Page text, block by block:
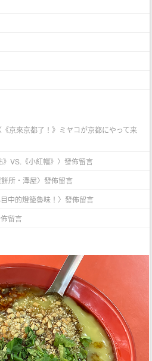
《京來京都了！》ミヤコが京都にやって来
》VS.《小紅帽》 〉發佈留言
餅所・澤屋〉發佈留言
中的燈籠魯味！ 〉發佈留言
留言